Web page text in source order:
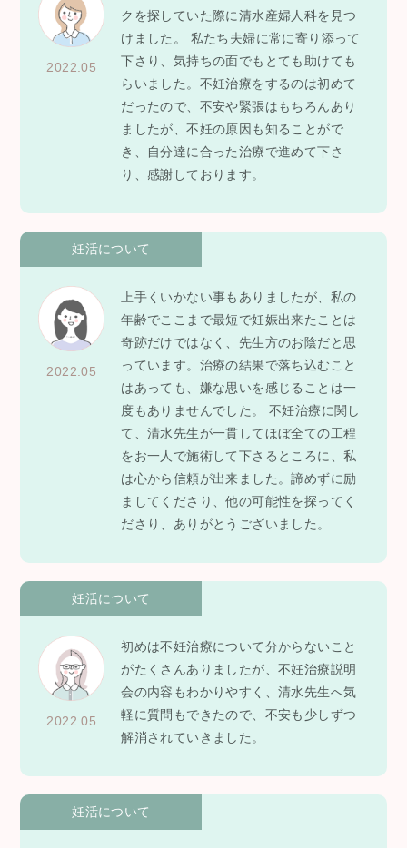
2022.05
クを探していた際に清水産婦人科を見つ
けました。 私たち夫婦に常に寄り添って
下さり、気持ちの面でもとても助けても
らいました。不妊治療をするのは初めて
だったので、不安や緊張はもちろんあり
ましたが、不妊の原因も知ることがで
き、自分達に合った治療で進めて下さ
り、感謝しております。
妊活について
2022.05
上手くいかない事もありましたが、私の
年齢でここまで最短で妊娠出来たことは
奇跡だけではなく、先生方のお陰だと思
っています。治療の結果で落ち込むこと
はあっても、嫌な思いを感じることは一
度もありませんでした。 不妊治療に関し
て、清水先生が一貫してほぼ全ての工程
をお一人で施術して下さるところに、私
は心から信頼が出来ました。諦めずに励
ましてくださり、他の可能性を探ってく
ださり、ありがとうございました。
妊活について
2022.05
初めは不妊治療について分からないこと
がたくさんありましたが、不妊治療説明
会の内容もわかりやすく、清水先生へ気
軽に質問もできたので、不安も少しずつ
解消されていきました。
妊活について